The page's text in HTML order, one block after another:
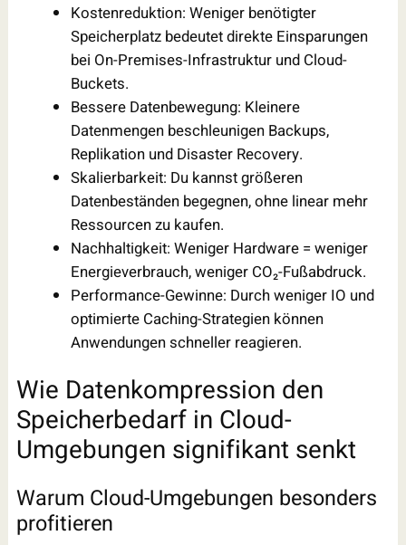
Kostenreduktion: Weniger benötigter
Speicherplatz bedeutet direkte Einsparungen
bei On-Premises-Infrastruktur und Cloud-
Buckets.
Bessere Datenbewegung: Kleinere
Datenmengen beschleunigen Backups,
Replikation und Disaster Recovery.
Skalierbarkeit: Du kannst größeren
Datenbeständen begegnen, ohne linear mehr
Ressourcen zu kaufen.
Nachhaltigkeit: Weniger Hardware = weniger
Energieverbrauch, weniger CO₂-Fußabdruck.
Performance-Gewinne: Durch weniger IO und
optimierte Caching-Strategien können
Anwendungen schneller reagieren.
Wie Datenkompression den
Speicherbedarf in Cloud-
Umgebungen signifikant senkt
Warum Cloud-Umgebungen besonders
profitieren